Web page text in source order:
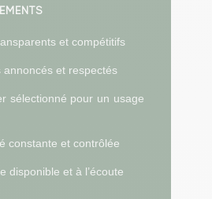
et compétitifs
annoncés et respectés
sélectionné pour un usage
constante et contrôlée
disponible et à l’écoute